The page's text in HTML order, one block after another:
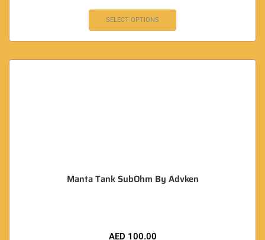
SELECT OPTIONS
Manta Tank SubOhm By Advken
AED 100.00